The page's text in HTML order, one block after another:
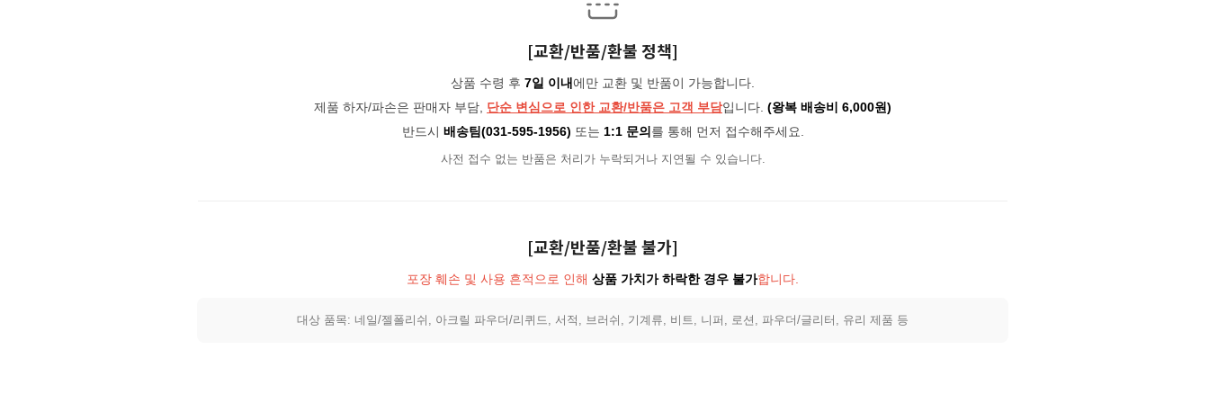
[교환/반품/환불 정책]
상품 수령 후 7일 이내에만 교환 및 반품이 가능합니다.
제품 하자/파손은 판매자 부담, 단순 변심으로 인한 교환/반품은 고객 부담입니다. (왕복 배송비 6,000원)
반드시 배송팀(031-595-1956) 또는 1:1 문의 를 통해 먼저 접수해주세요.
사전 접수 없는 반품은 처리가 누락되거나 지연될 수 있습니다.
[교환/반품/환불 불가]
포장 훼손 및 사용 흔적으로 인해 상품 가치가 하락한 경우 불가합니다.
대상 품목: 네일/젤폴리쉬, 아크릴 파우더/리퀴드, 서적, 브러쉬, 기계류, 비트, 니퍼, 로션, 파우더/글리터, 유리 제품 등